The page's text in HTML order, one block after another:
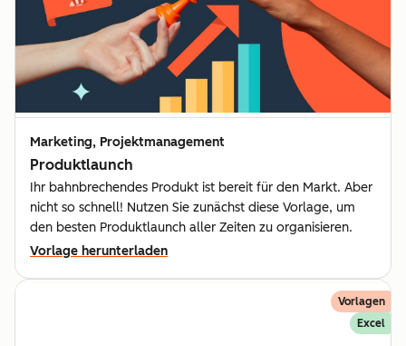
Marketing, Projektmanagement
Produktlaunch
Ihr bahnbrechendes Produkt ist bereit für den Markt. Aber
nicht so schnell! Nutzen Sie zunächst diese Vorlage, um
den besten Produktlaunch aller Zeiten zu organisieren.
Vorlage herunterladen
Vorlagen
Excel